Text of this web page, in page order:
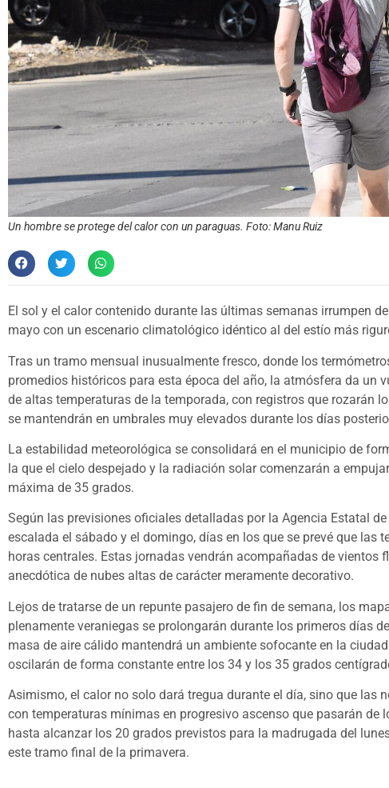
Un hombre se protege del calor con un paraguas. Foto: Manu Ruiz
El sol y el calor contenido durante las últimas semanas irrumpen
mayo con un escenario climatológico idéntico al del estío más
Tras un tramo mensual inusualmente fresco, donde los
promedios históricos para esta época del año, la atmósfera da un
de altas temperaturas de la temporada, con registros que rozarán
se mantendrán en umbrales muy elevados durante los días
La estabilidad meteorológica se consolidará en el municipio de
la que el cielo despejado y la radiación solar comenzarán a
máxima de 35 grados.
Según las previsiones oficiales detalladas por la Agencia Estatal
escalada el sábado y el domingo, días en los que se prevé que
horas centrales. Estas jornadas vendrán acompañadas de vientos
anecdótica de nubes altas de carácter meramente decorativo.
Lejos de tratarse de un repunte pasajero de fin de semana, los
plenamente veraniegas se prolongarán durante los primeros días
masa de aire cálido mantendrá un ambiente sofocante en la
oscilarán de forma constante entre los 34 y los 35 grados
Asimismo, el calor no solo dará tregua durante el día, sino que las
con temperaturas mínimas en progresivo ascenso que pasarán
hasta alcanzar los 20 grados previstos para la madrugada del
este tramo final de la primavera.